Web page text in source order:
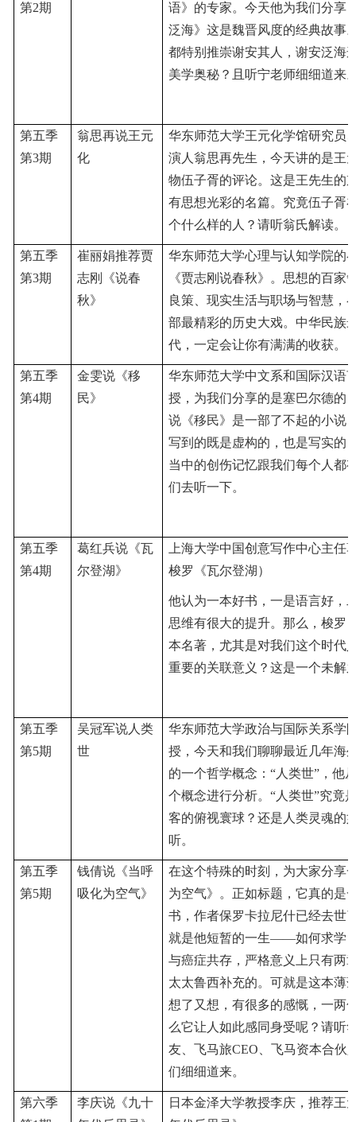
第2期
语》的专家。今天他为我们分享
泛海》这是魏晋风度的经典故事
都特别推崇谢安其人，谢安泛海
美学奥秘？且听宁老师细细道来
第五季
第3期
翁思再说王元
化
华东师范大学王元化学馆研究员
演人翁思再先生，今天讲的是王
物伍子胥的评论。这是王先生的
有思想光彩的名篇。究竟伍子胥
个什么样的人？请听翁氏解读。
第五季
第3期
崔丽娟推荐贾
志刚《说春
秋》
华东师范大学心理与认知学院的
《贾志刚说春秋》。思想的百家
良策、现实生活与职场与智慧，
部最精彩的历史大戏。中华民族
代，一定会让你有满满的收获。
第五季
第4期
金雯说《移
民》
华东师范大学中文系和国际汉语
授，为我们分享的是塞巴尔德的
说《移民》是一部了不起的小说
写到的既是虚构的，也是写实的
当中的创伤记忆跟我们每个人都
们去听一下。
第五季
第4期
葛红兵说《瓦
尔登湖》
上海大学中国创意写作中心主任
梭罗《瓦尔登湖）
他认为一本好书，一是语言好，
思维有很大的提升。那么，梭罗
本名著，尤其是对我们这个时代
重要的关联意义？这是一个未解
第五季
第5期
吴冠军说人类
世
华东师范大学政治与国际关系学
授，今天和我们聊聊最近几年海
的一个哲学概念： “人类世”，他
个概念进行分析。“人类世”究竟
客的俯视寰球？还是人类灵魂的
听。
第五季
第5期
钱倩说《当呼
吸化为空气》
在这个特殊的时刻，为大家分享
为空气》。正如标题，它真的是
书，作者保罗卡拉尼什已经去世
就是他短暂的一生——如何求学
与癌症共存，严格意义上只有两
太太鲁西补充的。可就是这本薄
想了又想，有很多的感慨，一两
么它让人如此感同身受呢？请听
友、飞马旅CEO、飞马资本合伙
们细细道来。
第六季
李庆说《九十
日本金泽大学教授李庆，推荐王